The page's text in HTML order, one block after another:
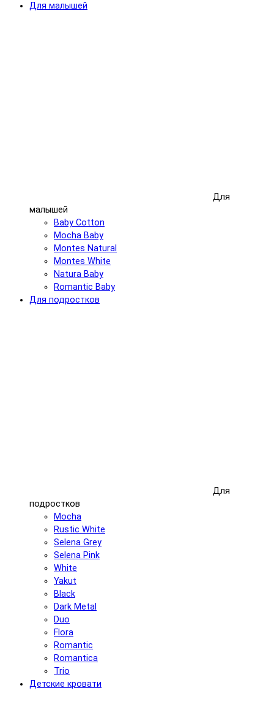
Для малышей
Для
малышей
Baby Cotton
Mocha Baby
Montes Natural
Montes White
Natura Baby
Romantic Baby
Для подростков
Для
подростков
Mocha
Rustic White
Selena Grey
Selena Pink
White
Yakut
Black
Dark Metal
Duo
Flora
Romantic
Romantica
Trio
Детские кровати